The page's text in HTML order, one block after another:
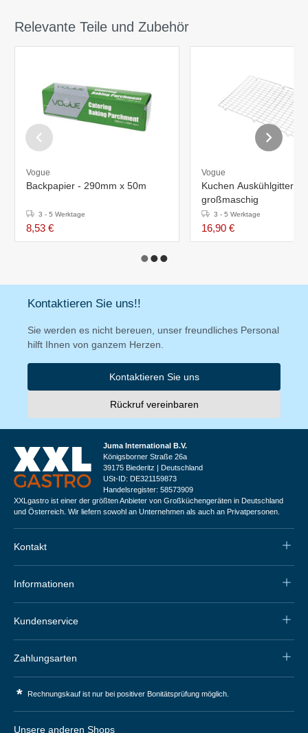
Relevante Teile und Zubehör
Vogue
Backpapier - 290mm x 50m
3 - 5 Werktage
8,53 €
Vogue
Kuchen Auskühlgitter -
großmaschig
3 - 5 Werktage
16,90 €
Kontaktieren Sie uns!!
Sie werden es nicht bereuen, unser freundliches Personal
hilft Ihnen von ganzem Herzen.
Kontaktieren Sie uns
Rückruf vereinbaren
Juma International B.V.
Königsborner Straße 26a
39175 Biederitz | Deutschland
USt-ID: DE321159873
Handelsregister: 58573909
XXLgastro ist einer der größten Anbieter von Großküchengeräten in Deutschland
und Österreich. Wir liefern sowohl an Unternehmen als auch an Privatpersonen.
Kontakt
Informationen
Kundenservice
Zahlungsarten
* Rechnungskauf ist nur bei positiver Bonitätsprüfung möglich.
Unsere anderen Shops